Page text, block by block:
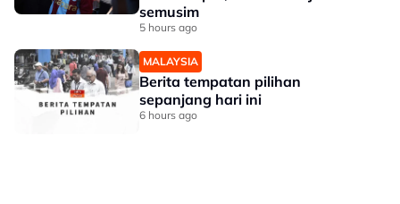
semusim
5 hours ago
MALAYSIA
Berita tempatan pilihan
sepanjang hari ini
6 hours ago